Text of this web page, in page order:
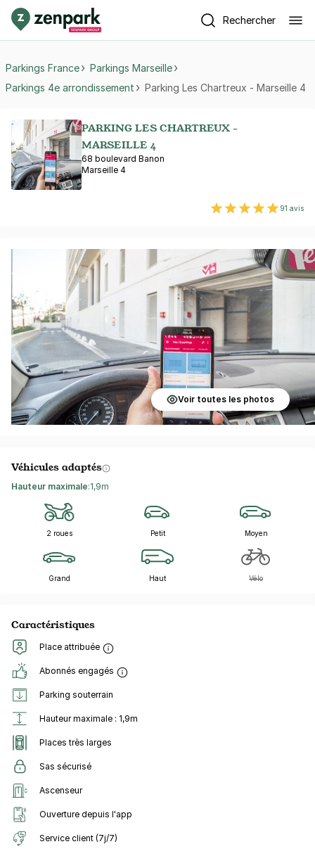
Rechercher
Parkings France
Parkings Marseille
Parkings 4e arrondissement
Parking Les Chartreux - Marseille 4
PARKING LES CHARTREUX -
MARSEILLE 4
68 boulevard Banon
Marseille 4
91 avis
Voir toutes les photos
Véhicules adaptés
Hauteur maximale:1,9m
2 roues Petit Moyen
Grand Haut Vélo
Caractéristiques
Place attribuée
Abonnés engagés
Parking souterrain
Hauteur maximale : 1,9m
Places très larges
Sas sécurisé
Ascenseur
Ouverture depuis l'app
Service client (7j/7)